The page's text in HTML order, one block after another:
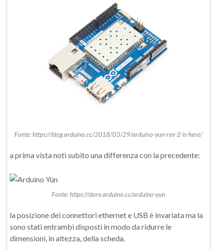
Fonte: https://blog.arduino.cc/2018/03/29/arduino-yun-rev-2-is-here/
a prima vista noti subito una differenza con la precedente:
Fonte: https://store.arduino.cc/arduino-yun
la posizione dei connettori ethernet e USB è invariata ma la
sono stati entrambi disposti in modo da ridurre le
dimensioni, in altezza, della scheda.